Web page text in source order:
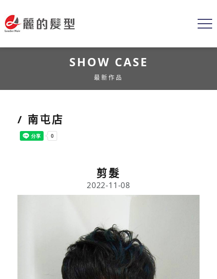
SHOW CASE
最新作品
/ 南屯店
剪髮
2022-11-08